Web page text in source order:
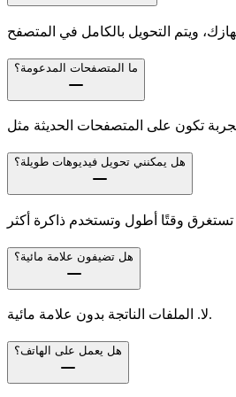
ما المتصفحات المدعومة؟
هل يمكنني تحويل فيديوهات طويلة؟
هل تضيفون علامة مائية؟
لا. الملفات الناتجة بدون علامة مائية.
هل يعمل على الهاتف؟